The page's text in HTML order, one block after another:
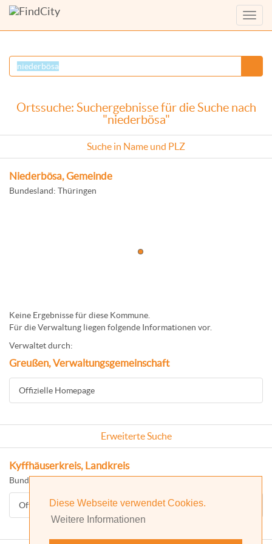
Diese Webseite verwendet Cookies.
Weitere Informationen
Menü
Ortssuche: Suchergebnisse für die Suche nach
"niederbösa"
Suche in Name und PLZ
Niederbösa, Gemeinde
Bundesland: Thüringen
Keine Ergebnisse für diese Kommune.
Für die Verwaltung liegen folgende Informationen vor.
Verwaltet durch:
Greußen, Verwaltungsgemeinschaft
Offizielle Homepage
Erweiterte Suche
Kyffhäuserkreis, Landkreis
Bundesland: Thüringen
Offizielle Homepage